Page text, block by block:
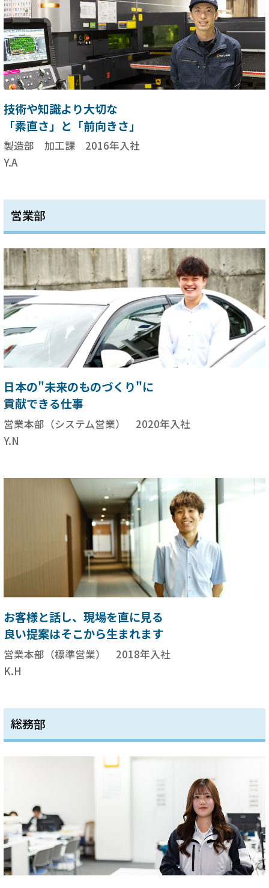
技術や知識より大切な
「素直さ」と「前向きさ」
製造部 加工課 2016年入社
Y.A
営業部
日本の"未来のものづくり"に
貢献できる仕事
営業本部（システム営業） 2020年入社
Y.N
お客様と話し、現場を直に見る
良い提案はそこから生まれます
営業本部（標準営業） 2018年入社
K.H
総務部